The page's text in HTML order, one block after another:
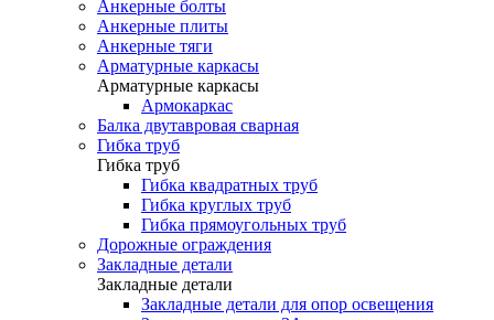
Анкерные болты
Анкерные плиты
Анкерные тяги
Арматурные каркасы
Арматурные каркасы
Армокаркас
Балка двутавровая сварная
Гибка труб
Гибка труб
Гибка квадратных труб
Гибка круглых труб
Гибка прямоугольных труб
Дорожные ограждения
Закладные детали
Закладные детали
Закладные детали для опор освещения